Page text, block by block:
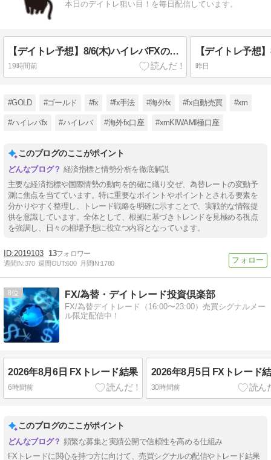
本日のデイトレ狙い目！を毎日配信しています。
【デイトレ予想】8/6(木)ハイレバFXの狙い目！
19時間前 昨日
#GOLD #ゴールド #fx #fx手法 #海外fx #fx自動売買 #xm
#ハイレバfx #ハイレバ #海外fx口座 #xmKIWAMI極口座
このブログのここがポイント
経済指標と情勢分析を徹底解説
主要な経済指標や国際情勢の動向を的確に織り交ぜ、為替レートの変動予
測に焦点を当てています。特に重要なポイントやポイントとされる要素を
分かりやすく整理し、トレード戦略を明確に示すことで、実戦的な情報提
供を意識しています。全体として、根拠に基づきトレンドを見極める視点
を強調し、日々の相場予想に役立つ内容となっています。
2019103 13
週間IN:370 週間OUT:600 月間IN:1780
8 FX/為替・デイトレード投資倶楽部
FX/為替デイトレード（16:00〜23:00）売買シグナルメー
ル限定配信中！
2026年8月6日 FXトレード結果
6時間前
2026年8月5日 FXトレード
30時間前
このブログのここがポイント
頻繁な募集と実績公開で信頼性を高める仕組み
FXトレードに関心を持つ方に向けて、売買シグナルの配信やトレード結果